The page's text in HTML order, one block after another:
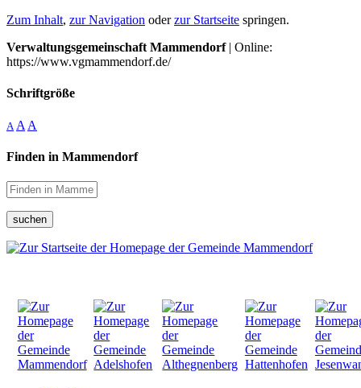
Zum Inhalt, zur Navigation oderzur Startseite springen.
Verwaltungsgemeinschaft Mammendorf| Online:
https://www.vgmammendorf.de/
Schriftgröße
A A A
Finden in Mammendorf
suchen